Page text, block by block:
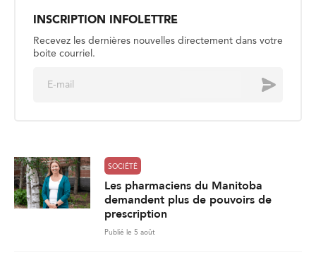
INSCRIPTION INFOLETTRE
Recevez les dernières nouvelles directement dans votre
boite courriel.
Envoyer
SOCIÉTÉ
Les pharmaciens du Manitoba
demandent plus de pouvoirs de
prescription
Publié le 5 août